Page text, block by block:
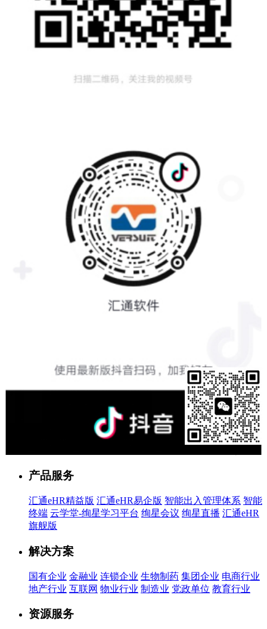
产品服务
汇通eHR精益版 汇通eHR易企版 智能出入管理体系 智能
终端 云学堂-绚星学习平台 绚星会议 绚星直播 汇通eHR
旗舰版
解决方案
国有企业 金融业 连锁企业 生物制药 集团企业 电商行业
地产行业 互联网 物业行业 制造业 党政单位 教育行业
资源服务